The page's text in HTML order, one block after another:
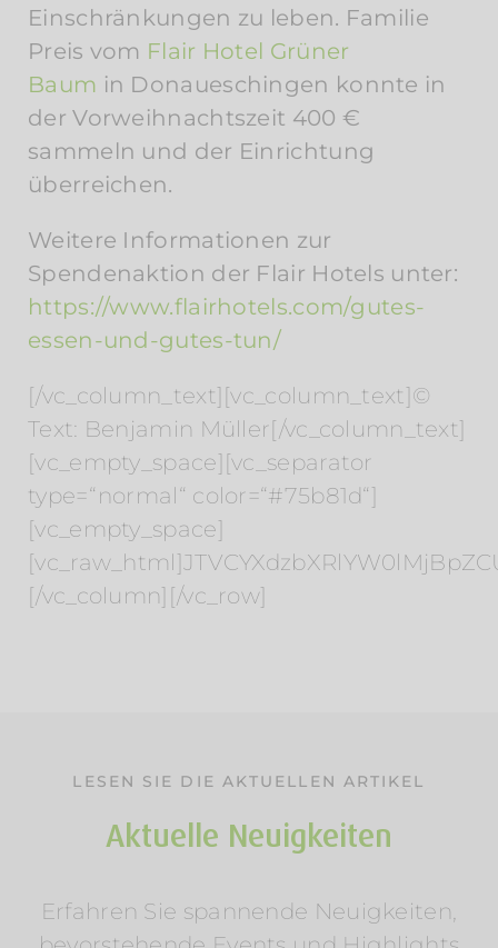
Einschränkungen zu leben. Familie
Preis vom Flair Hotel Grüner
Baum in Donaueschingen konnte in
der Vorweihnachtszeit 400 €
sammeln und der Einrichtung
überreichen.
Weitere Informationen zur
Spendenaktion der Flair Hotels unter:
https://www.flairhotels.com/gutes-
essen-und-gutes-tun/
[/vc_column_text][vc_column_text]©
Text: Benjamin Müller[/vc_column_text]
[vc_empty_space][vc_separator
type=“normal“ color=“#75b81d“]
[vc_empty_space]
[/vc_column][/vc_row]
LESEN SIE DIE AKTUELLEN ARTIKEL
Aktuelle Neuigkeiten
Erfahren Sie spannende Neuigkeiten,
Sommerurlaub am Wasser: Mosel &